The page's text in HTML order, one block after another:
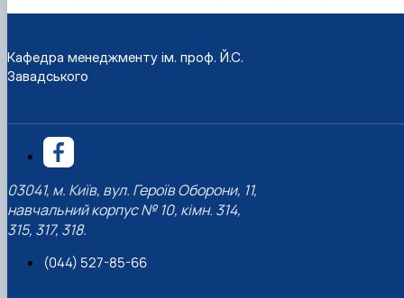
Кафедра менеджменту ім. проф. Й.С.
Завадського
03041, м. Київ, вул. Героїв Оборони, 11,
навчальний корпус № 10, кімн. 314,
315, 317, 318.
(044) 527-85-66